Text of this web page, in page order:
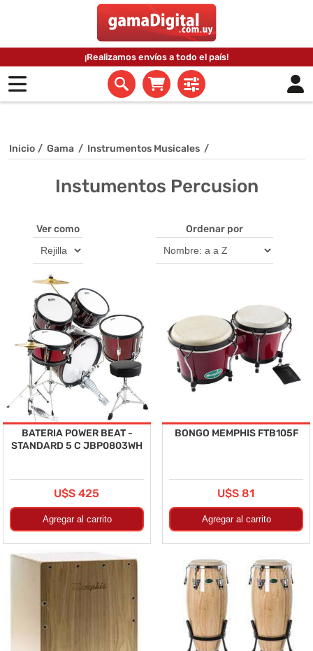
¡Realizamos envíos a todo el país!
Inicio / Gama / Instrumentos Musicales /
Instumentos Percusion
Ver como Ordenar por
BATERIA POWER BEAT -
STANDARD 5 C JBP0803WH
U$S 425
BONGO MEMPHIS FTB105F
U$S 81